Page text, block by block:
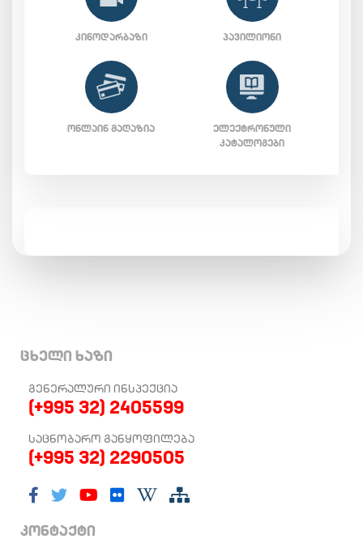
ᲙᲘᲜᲝᲓᲐᲠᲑᲐᲖᲘ ᲞᲐᲕᲘᲚᲘᲝᲜᲘ
ᲝᲜᲚᲐᲘᲜ ᲛᲐᲦᲐᲖᲘᲐ
ᲔᲚᲔᲥᲢᲠᲝᲜᲣᲚᲘ
ᲙᲐᲢᲐᲚᲝᲒᲔᲑᲘ
ცხელი ხაზი
ᲒᲔᲜᲔᲠᲐᲚᲣᲠᲘ ᲘᲜᲡᲞᲔᲥᲪᲘᲐ
(+995 32) 2405599
ᲡᲐᲪᲜᲝᲑᲐᲠᲝ ᲒᲐᲜᲧᲝᲤᲘᲚᲔᲑᲐ
(+995 32) 2290505
კონტაქტი